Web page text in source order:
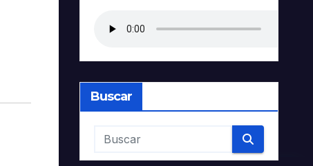
Buscar